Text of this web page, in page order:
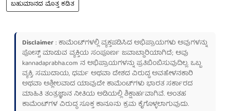
ಬಹುಮಾನದ ಮೊತ್ತ ಕಡಿತ
Disclaimer: ಕಾಮೆಂಟ್‌ಗಳಲ್ಲಿ ವ್ಯಕ್ತಪಡಿಸಿದ ಅಭಿಪ್ರಾಯಗಳು ಅವುಗಳನ್ನು
ಪೋಸ್ಟ್ ಮಾಡುವ ವ್ಯಕ್ತಿಯ ಸಂಪೂರ್ಣ ಜವಾಬ್ದಾರಿಯಾಗಿದೆ; ಅವು
kannadaprabha.com ನ ಅಭಿಪ್ರಾಯಗಳನ್ನು ಪ್ರತಿಬಿಂಬಿಸುವುದಿಲ್ಲ. ಒಬ್ಬ
ವ್ಯಕ್ತಿ, ಸಮುದಾಯ, ಧರ್ಮ ಅಥವಾ ದೇಶದ ವಿರುದ್ಧ ಅವಹೇಳನಕಾರಿ
ಅಥವಾ ಅಶ್ಲೀಲವಾದ ಯಾವುದೇ ಕಾಮೆಂಟ್‌ಗಳು ಭಾರತ ಸರ್ಕಾರದ
ಮಾಹಿತಿ ತಂತ್ರಜ್ಞಾನ ನೀತಿಯ ಅಡಿಯಲ್ಲಿ ಶಿಕ್ಷಾರ್ಹವಾಗಿವೆ. ಅಂತಹ
ಕಾಮೆಂಟ್‌ಗಳ ವಿರುದ್ಧ ಸೂಕ್ತ ಕಾನೂನು ಕ್ರಮ ಕೈಗೊಳ್ಳಲಾಗುವುದು.